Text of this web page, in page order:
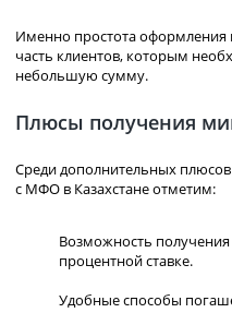
Именно простота
часть клиентов, которым
небольшую сумму.
Плюсы получения
Среди дополнительных
с МФО в Казахстане отметим:
Возможность
процентной ставке.
Удобные способы